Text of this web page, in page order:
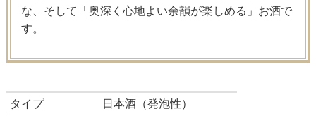
な、そして「奥深く心地よい余韻が楽しめる」お酒で
す。
タイプ
日本酒（発泡性）